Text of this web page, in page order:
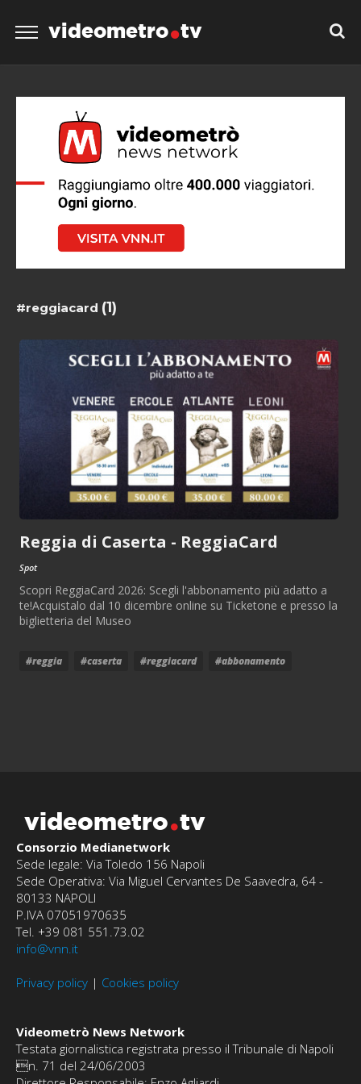
videometro tv
#reggiacard (1)
Reggia di Caserta - ReggiaCard
Spot
Scopri ReggiaCard 2026: Scegli l'abbonamento più adatto a
te!Acquistalo dal 10 dicembre online su Ticketone e presso la
biglietteria del Museo
#reggia #caserta #reggiacard #abbonamento
videometro tv
Consorzio Medianetwork
Sede legale: Via Toledo 156 Napoli
Sede Operativa: Via Miguel Cervantes De Saavedra, 64 -
80133 NAPOLI
P.IVA 07051970635
Tel. +39 081 551.73.02
info@vnn.it
Privacy policy | Cookies policy
Videometrò News Network
Testata giornalistica registrata presso il Tribunale di Napoli
n. 71 del 24/06/2003